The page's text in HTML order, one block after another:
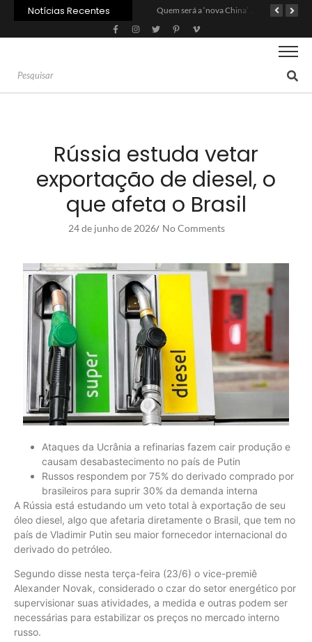
Notícias Recentes Quem será a ‘nova China’ do agro quando o apetite de Pequim acabar?
Rússia estuda vetar
exportação de diesel, o
que afeta o Brasil
24 de junho de 2026/ No Comments
Ataques da Ucrânia a refinarias fazem cair produção e
causam desabastecimento no país de Putin
Russos respondem por 75% do derivado comprado por
brasileiros para suprir 30% da demanda interna
A Rússia está estudando um veto total à exportação de seu
óleo diesel, algo que afetaria diretamente o Brasil, que tem no
país de Vladimir Putin seu maior fornecedor internacional do
derivado do petróleo.
Segundo disse nesta terça-feira (23/6) o vice-premiê
Alexander Novak, considerado o czar do setor energético por
supervisionar suas atividades, a medida e outras podem ser
necessárias para estabilizar os preços no mercado interno
russo.